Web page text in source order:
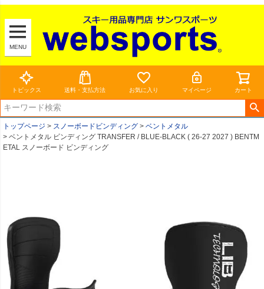
MENU
トピックス 送料・支払方法 お気に入り マイページ カート
トップページ スノーボードビンディング
ベントメタル
ベントメタル ビンディング TRANSFER / BLUE-BLACK ( 26-27 2027 ) BENTM
ETAL スノーボード ビンディング